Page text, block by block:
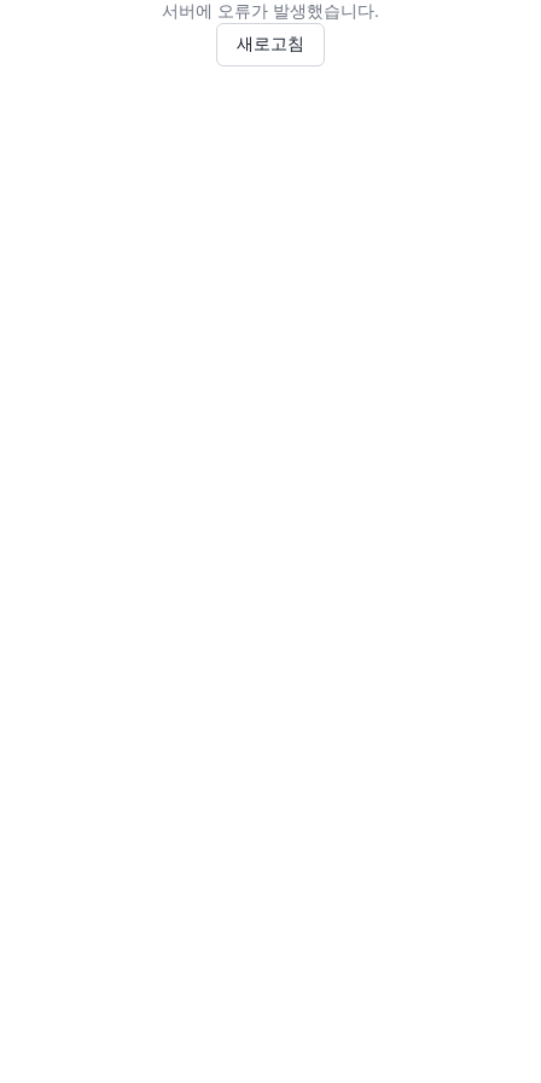
서버에 오류가 발생했습니다.
새로고침